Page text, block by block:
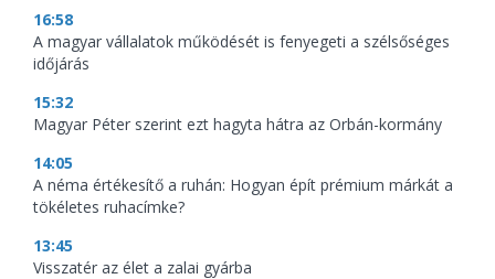
16:58
A magyar vállalatok működését is fenyegeti a szélsőséges
időjárás
15:32
Magyar Péter szerint ezt hagyta hátra az Orbán-kormány
14:05
A néma értékesítő a ruhán: Hogyan épít prémium márkát a
tökéletes ruhacímke?
13:45
Visszatér az élet a zalai gyárba